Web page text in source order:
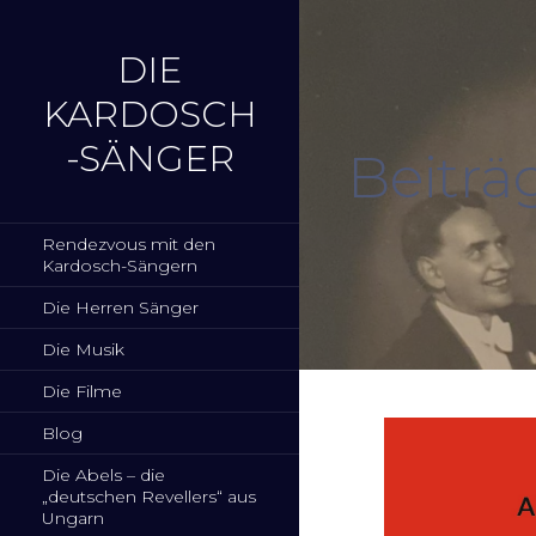
DIE
KARDOSCH
-SÄNGER
Rendezvous mit den
Kardosch-Sängern
Die Herren Sänger
Die Musik
Die Filme
Blog
Die Abels – die
„deutschen Revellers“ aus
Ungarn